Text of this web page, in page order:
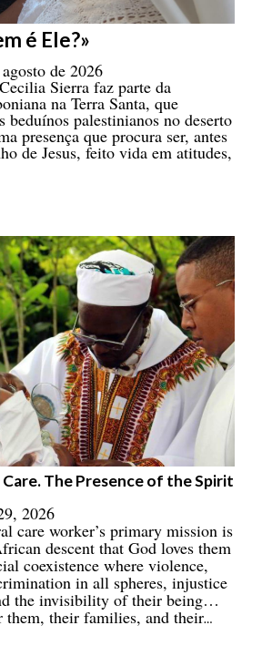
é Ele?»
de 2026
Sierra faz parte da
na Terra Santa, que
beduínos palestinianos no deserto
presença que procura ser, antes
de Jesus, feito vida em atitudes,
The Presence of the Spirit
2026
care worker’s primary mission is
descent that God loves them
coexistence where violence,
in all spheres, injustice
the invisibility of their being…
them, their families, and their